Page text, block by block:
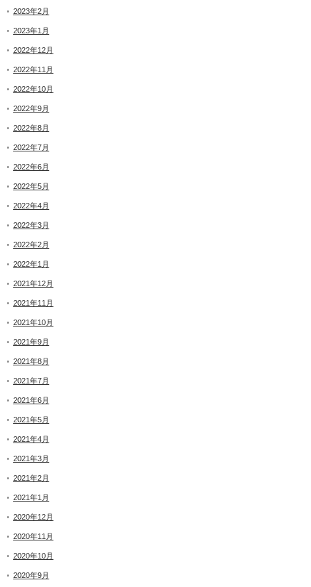
2023年2月
2023年1月
2022年12月
2022年11月
2022年10月
2022年9月
2022年8月
2022年7月
2022年6月
2022年5月
2022年4月
2022年3月
2022年2月
2022年1月
2021年12月
2021年11月
2021年10月
2021年9月
2021年8月
2021年7月
2021年6月
2021年5月
2021年4月
2021年3月
2021年2月
2021年1月
2020年12月
2020年11月
2020年10月
2020年9月